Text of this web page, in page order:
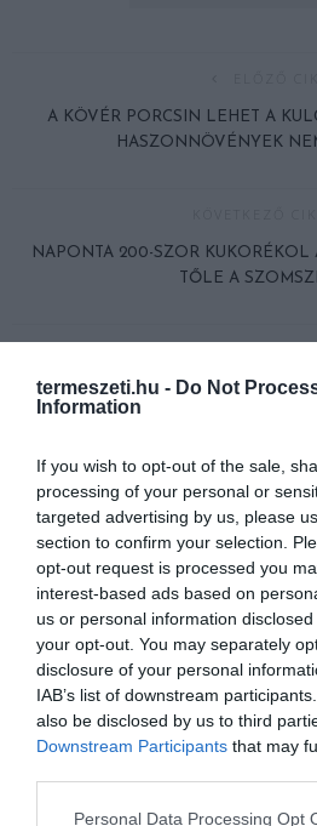
termeszeti.hu - Do Not
Information
If you wish to opt-out of the sale,
processing of your personal or
targeted advertising by us, please
section to confirm your selection.
opt-out request is processed you
interest-based ads based on
us or personal information
your opt-out. You may separately
disclosure of your personal
IAB’s list of downstream
also be disclosed by us to third
Downstream Participants that may
Please note that this website/app
Personal Data Processing Opt
A KÖVÉR PORCSIN LEHET A
HASZONNÖVÉNYEK
NAPONTA 200-SZOR KUKORÉKOL
TŐLE A
HASONLÓ ÉRDEKESSÉGEK
A TALAJ ALATT IS ZAJLIK A
KLÍMATÖRTÉNET, CSAK OTT
NINCSENEK LÁTVÁNYOS
A
500